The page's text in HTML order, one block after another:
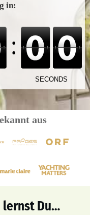
in:
aus
lernst Du…